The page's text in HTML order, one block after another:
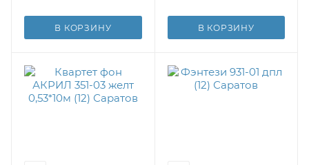
В КОРЗИНУ В КОРЗИНУ